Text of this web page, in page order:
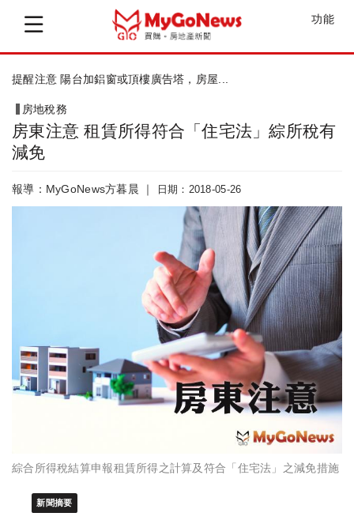
功能
筆記起來 營利事業房地合一申報常見6錯誤
房地稅務
房東注意 租賃所得符合「住宅法」綜所稅有
減免
報導：MyGoNews方暮晨 ｜ 日期：2018-05-26
綜合所得稅結算申報租賃所得之計算及符合「住宅法」之減免措施
新聞摘要